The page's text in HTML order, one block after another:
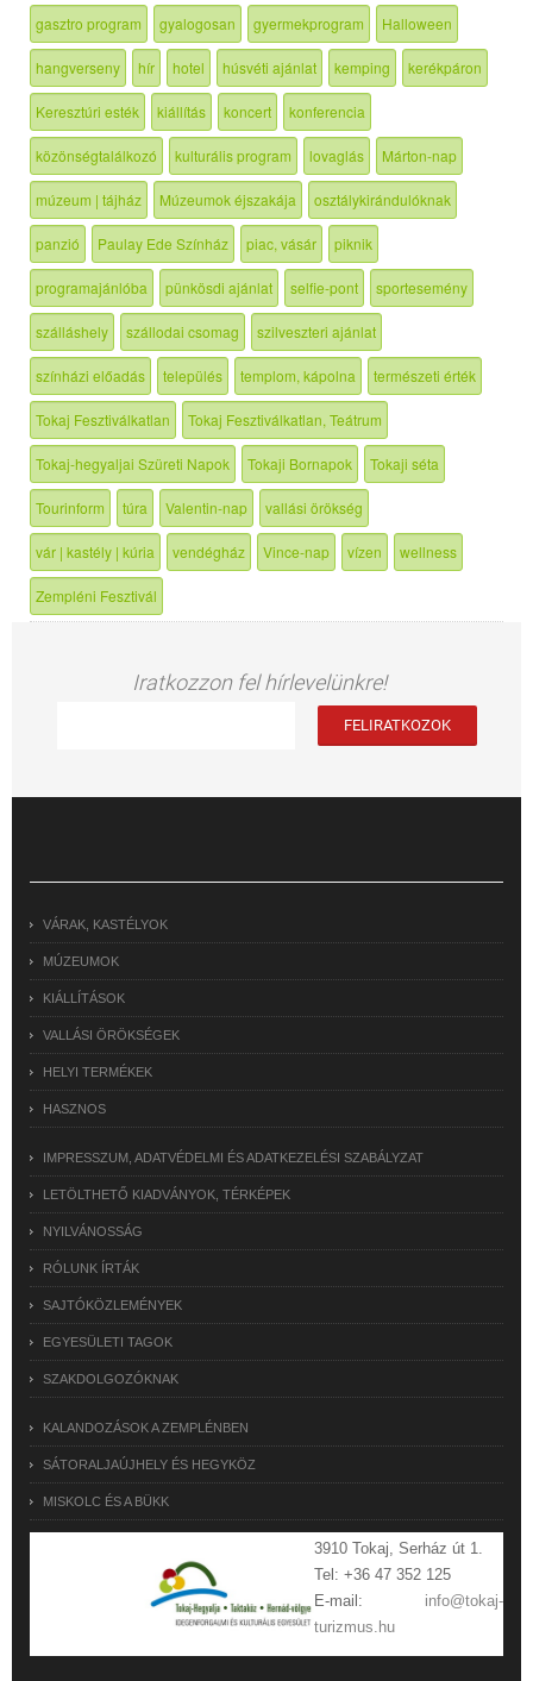
gasztro program gyalogosan gyermekprogram Halloween
hangverseny hír hotel húsvéti ajánlat kemping kerékpáron
Keresztúri esték kiállítás koncert konferencia
közönségtalálkozó kulturális program lovaglás Márton-nap
múzeum | tájház Múzeumok éjszakája osztálykirándulóknak
panzió Paulay Ede Színház piac, vásár piknik
programajánlóba pünkösdi ajánlat selfie-pont sportesemény
szálláshely szállodai csomag szilveszteri ajánlat
színházi előadás település templom, kápolna természeti érték
Tokaj Fesztiválkatlan Tokaj Fesztiválkatlan, Teátrum
Tokaj-hegyaljai Szüreti Napok Tokaji Bornapok Tokaji séta
Tourinform túra Valentin-nap vallási örökség
vár | kastély | kúria vendégház Vince-nap vízen wellness
Zempléni Fesztivál
Iratkozzon fel hírlevelünkre!
VÁRAK, KASTÉLYOK
MÚZEUMOK
KIÁLLÍTÁSOK
VALLÁSI ÖRÖKSÉGEK
HELYI TERMÉKEK
HASZNOS
IMPRESSZUM, ADATVÉDELMI ÉS ADATKEZELÉSI SZABÁLYZAT
LETÖLTHETŐ KIADVÁNYOK, TÉRKÉPEK
NYILVÁNOSSÁG
RÓLUNK ÍRTÁK
SAJTÓKÖZLEMÉNYEK
EGYESÜLETI TAGOK
SZAKDOLGOZÓKNAK
KALANDOZÁSOK A ZEMPLÉNBEN
SÁTORALJAÚJHELY ÉS HEGYKÖZ
MISKOLC ÉS A BÜKK
3910 Tokaj, Serház út 1.
Tel: +36 47 352 125
E-mail: info@tokaj-
turizmus.hu